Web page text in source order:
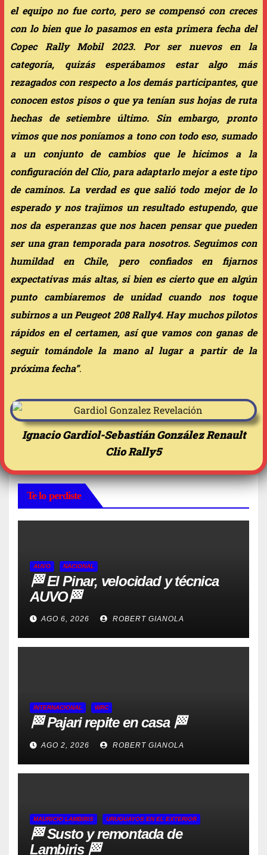
el equipo no fue corto, pero se compensó con creces
con lo bien que lo pasamos en esta primera fecha del
Copec Rally Mobil 2023. Por ser nuevos en la
categoría, quizás esperábamos estar algo más
rezagados con respecto a los demás participantes, que
conocen estos pisos o que ya tenían sus hojas de ruta
hechas de setiembre último. Sin embargo, pronto
vimos que nos poníamos a tono con todo eso, sumado
a un conjunto de cambios que le hicimos a la
configuración del Clio, para adaptarlo mejor a este tipo
de caminos. La verdad es que salió todo mejor de lo
esperado y nos trajimos un resultado estupendo, que
nos da esperanzas que nos hacen pensar que pueden
ser una gran temporada para nosotros. Seguimos con
humildad en Chile, pero confiados en fijarnos
expectativas más altas, si bien es cierto que en algún
punto cambiaremos de unidad cuando nos toque
subirnos a un Peugeot 208 Rally4. Hay muchos pilotos
rápidos en el certamen, así que vamos con ganas de
seguir tomándole la mano al lugar a partir de la
próxima fecha”.
Ignacio Gardiol-Sebastián González Renault
Clio Rally5
Te lo perdiste
AUVO NACIONAL
🏁 El Pinar, velocidad y técnica
AUVO🏁
AGO 6, 2026 ROBERT GIANOLA
INTERNACIONAL WRC
🏁 Pajari repite en casa 🏁
AGO 2, 2026 ROBERT GIANOLA
MAURICIO LAMBIRIS URUGUAYOS EN EL EXTERIOR
🏁 Susto y remontada de
Lambiris 🏁